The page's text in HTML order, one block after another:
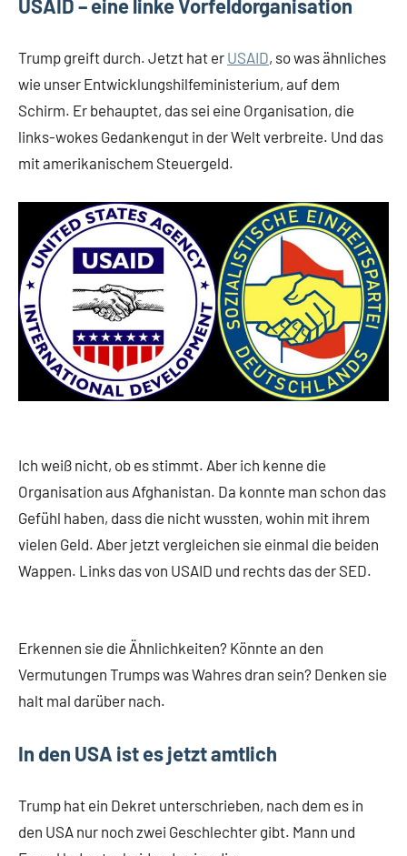
USAID – eine linke Vorfeldorganisation
Trump greift durch. Jetzt hat er USAID, so was ähnliches
wie unser Entwicklungshilfeministerium, auf dem
Schirm. Er behauptet, das sei eine Organisation, die
links-wokes Gedankengut in der Welt verbreite. Und das
mit amerikanischem Steuergeld.
Ich weiß nicht, ob es stimmt. Aber ich kenne die
Organisation aus Afghanistan. Da konnte man schon das
Gefühl haben, dass die nicht wussten, wohin mit ihrem
vielen Geld. Aber jetzt vergleichen sie einmal die beiden
Wappen. Links das von USAID und rechts das der SED.
Erkennen sie die Ähnlichkeiten? Könnte an den
Vermutungen Trumps was Wahres dran sein? Denken sie
halt mal darüber nach.
In den USA ist es jetzt amtlich
Trump hat ein Dekret unterschrieben, nach dem es in
den USA nur noch zwei Geschlechter gibt. Mann und